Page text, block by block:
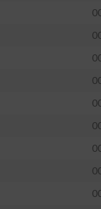
Profilen zur Auswahl
von